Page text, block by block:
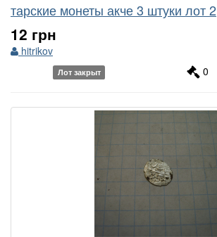
тарские монеты акче 3 штуки лот 2
12 грн
hitrikov
Лот закрыт 0